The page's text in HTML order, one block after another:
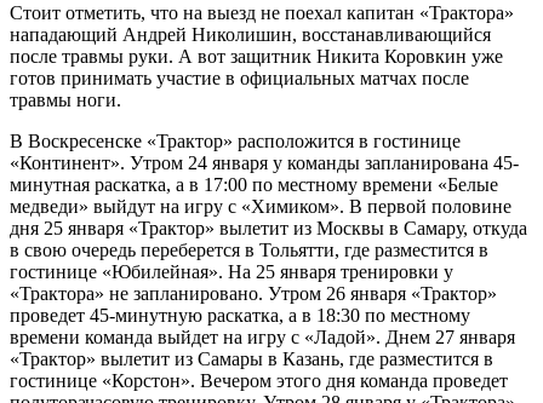
Стоит отметить, что на выезд не поехал капитан «Трактора»
нападающий Андрей Николишин, восстанавливающийся
после травмы руки. А вот защитник Никита Коровкин уже
готов принимать участие в официальных матчах после
травмы ноги.
В Воскресенске «Трактор» расположится в гостинице
«Континент». Утром 24 января у команды запланирована 45-
минутная раскатка, а в 17:00 по местному времени «Белые
медведи» выйдут на игру с «Химиком». В первой половине
дня 25 января «Трактор» вылетит из Москвы в Самару, откуда
в свою очередь переберется в Тольятти, где разместится в
гостинице «Юбилейная». На 25 января тренировки у
«Трактора» не запланировано. Утром 26 января «Трактор»
проведет 45-минутную раскатка, а в 18:30 по местному
времени команда выйдет на игру с «Ладой». Днем 27 января
«Трактор» вылетит из Самары в Казань, где разместится в
гостинице «Корстон». Вечером этого дня команда проведет